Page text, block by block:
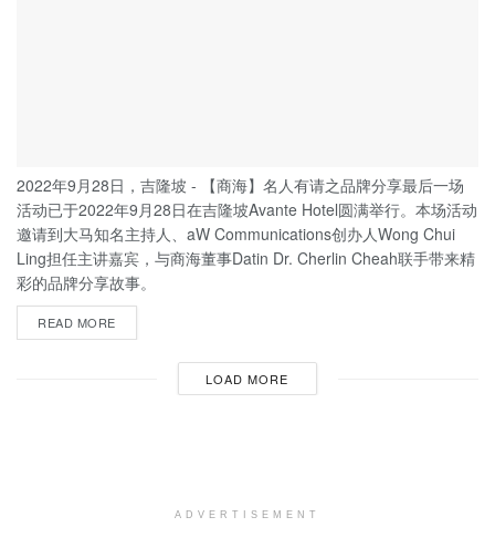
2022年9月28日，吉隆坡 - 【商海】名人有请之品牌分享最后一场
活动已于2022年9月28日在吉隆坡Avante Hotel圆满举行。本场活动
邀请到大马知名主持人、aW Communications创办人Wong Chui
Ling担任主讲嘉宾，与商海董事Datin Dr. Cherlin Cheah联手带来精
彩的品牌分享故事。
READ MORE
LOAD MORE
ADVERTISEMENT